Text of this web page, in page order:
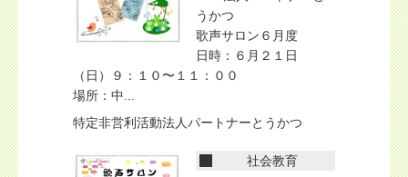
うかつ
歌声サロン６月度
日時：６月２１日
（日）９：１０〜１１：００
場所：中...
特定非営利活動法人パートナーとうかつ
社会教育